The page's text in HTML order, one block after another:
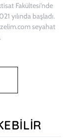
Fakültesi’nde
yılında başladı.
seyahat